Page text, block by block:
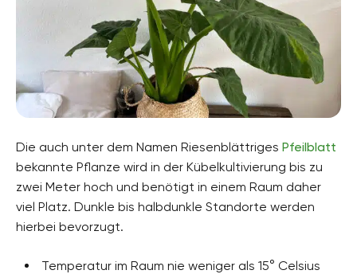
Die auch unter dem Namen Riesenblättriges Pfeilblatt
bekannte Pflanze wird in der Kübelkultivierung bis zu
zwei Meter hoch und benötigt in einem Raum daher
viel Platz. Dunkle bis halbdunkle Standorte werden
hierbei bevorzugt.
Temperatur im Raum nie weniger als 15° Celsius